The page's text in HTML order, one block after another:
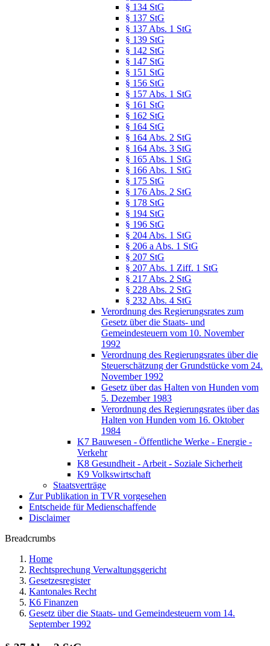
§ 134 StG
§ 137 StG
§ 137 Abs. 1 StG
§ 139 StG
§ 142 StG
§ 147 StG
§ 151 StG
§ 156 StG
§ 157 Abs. 1 StG
§ 161 StG
§ 162 StG
§ 164 StG
§ 164 Abs. 2 StG
§ 164 Abs. 3 StG
§ 165 Abs. 1 StG
§ 166 Abs. 1 StG
§ 175 StG
§ 176 Abs. 2 StG
§ 178 StG
§ 194 StG
§ 196 StG
§ 204 Abs. 1 StG
§ 206 a Abs. 1 StG
§ 207 StG
§ 207 Abs. 1 Ziff. 1 StG
§ 217 Abs. 2 StG
§ 228 Abs. 2 StG
§ 232 Abs. 4 StG
Verordnung des Regierungsrates zum
Gesetz über die Staats- und
Gemeindesteuern vom 10. November
1992
Verordnung des Regierungsrates über die
Steuerschätzung der Grundstücke vom 24.
November 1992
Gesetz über das Halten von Hunden vom
5. Dezember 1983
Verordnung des Regierungsrates über das
Halten von Hunden vom 16. Oktober
1984
K7 Bauwesen - Öffentliche Werke - Energie -
Verkehr
K8 Gesundheit - Arbeit - Soziale Sicherheit
K9 Volkswirtschaft
Staatsverträge
Zur Publikation in TVR vorgesehen
Entscheide für Medienschaffende
Disclaimer
Breadcrumbs
Home
Rechtsprechung Verwaltungsgericht
Gesetzesregister
Kantonales Recht
K6 Finanzen
Gesetz über die Staats- und Gemeindesteuern vom 14.
September 1992